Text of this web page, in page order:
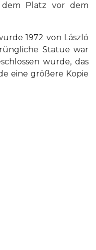
Platz vor dem
1972 von László
Statue war
wurde, das
eine größere Kopie